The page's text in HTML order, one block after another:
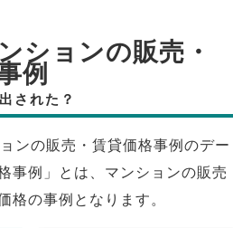
ションの販売・
例
された？
ンの販売・賃貸価格事例のデー
事例」とは、マンションの販売
格の事例となります。